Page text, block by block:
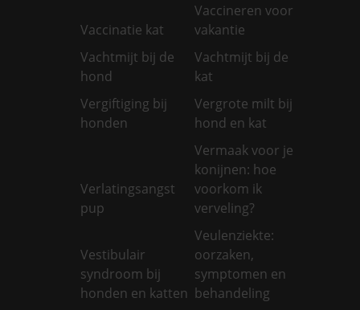
Vaccinatie kat
Vaccineren voor
vakantie
Vachtmijt bij de
hond
Vachtmijt bij de
kat
Vergiftiging bij
honden
Vergrote milt bij
hond en kat
Verlatingsangst
pup
Vermaak voor je
konijnen: hoe
voorkom ik
verveling?
Vestibulair
syndroom bij
honden en katten
Veulenziekte:
oorzaken,
symptomen en
behandeling